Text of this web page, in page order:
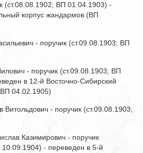
(ст.08.08.1902; ВП 01.04.1903) -
корпус жандармов (ВП
- поручик (ст.09.08.1903; ВП
- поручик (ст.09.08.1903; ВП
в 12-й Восточно-Сибирский
04.02.1905)
Витольдович - поручик (ст.09.08.1903;
Казимирович - поручик
- переведен в 5-й